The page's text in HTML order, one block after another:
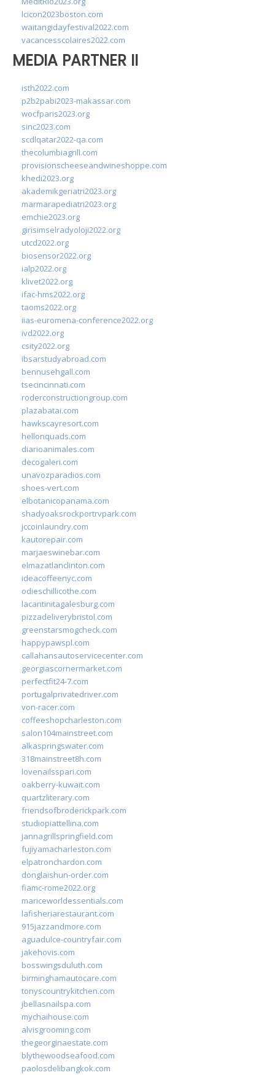
lcicon2023boston.com
waitangidayfestival2022.com
vacancesscolaires2022.com
MEDIA PARTNER II
isth2022.com
p2b2pabi2023-makassar.com
wocfparis2023.org
sinc2023.com
scdlqatar2022-qa.com
thecolumbiagrill.com
provisionscheeseandwineshoppe.com
khedi2023.org
akademikgeriatri2023.org
marmarapediatri2023.org
emchie2023.org
girisimselradyoloji2022.org
utcd2022.org
biosensor2022.org
ialp2022.org
klivet2022.org
ifac-hms2022.org
taoms2022.org
iias-euromena-conference2022.org
ivd2022.org
csity2022.org
ibsarstudyabroad.com
bennusehgall.com
tsecincinnati.com
roderconstructiongroup.com
plazabatai.com
hawkscayresort.com
hellonquads.com
diarioanimales.com
decogaleri.com
unavozparadios.com
shoes-vert.com
elbotanicopanama.com
shadyoaksrockportrvpark.com
jccoinlaundry.com
kautorepair.com
marjaeswinebar.com
elmazatlanclinton.com
ideacoffeenyc.com
odieschillicothe.com
lacantinitagalesburg.com
pizzadeliverybristol.com
greenstarsmogcheck.com
happypawspl.com
callahansautoservicecenter.com
georgiascornermarket.com
perfectfit24-7.com
portugalprivatedriver.com
von-racer.com
coffeeshopcharleston.com
salon104mainstreet.com
alkaspringswater.com
318mainstreet8h.com
lovenailsspari.com
oakberry-kuwait.com
quartzliterary.com
friendsofbroderickpark.com
studiopiattellina.com
jannagrillspringfield.com
fujiyamacharleston.com
elpatronchardon.com
donglaishun-order.com
fiamc-rome2022.org
mariceworldessentials.com
lafisheriarestaurant.com
915jazzandmore.com
aguadulce-countryfair.com
jakehovis.com
bosswingsduluth.com
birminghamautocare.com
tonyscountrykitchen.com
jbellasnailspa.com
mychaihouse.com
alvisgrooming.com
thegeorginaestate.com
blythewoodseafood.com
paolosdelibangkok.com